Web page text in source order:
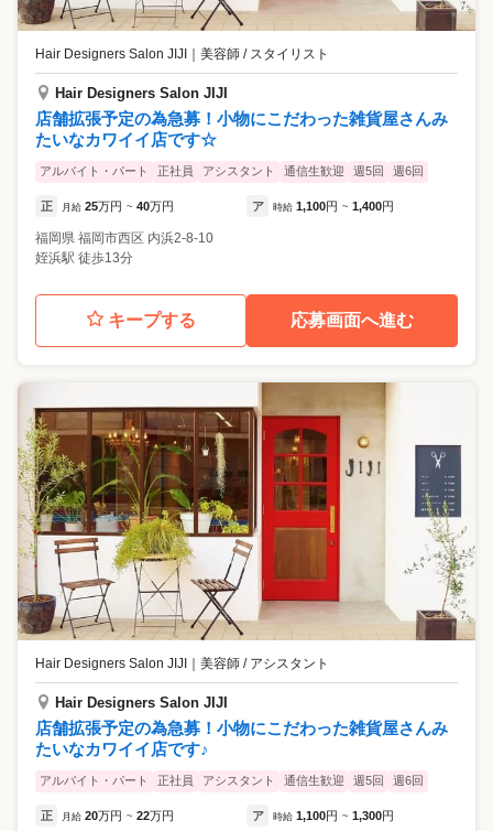
Hair Designers Salon JIJI ｜ 美容師 / スタイリスト
Hair Designers Salon JIJI
店舗拡張予定の為急募！小物にこだわった雑貨屋さんみ
たいなカワイイ店です☆
アルバイト・パート 正社員 アシスタント 通信生歓迎 週5回 週6回
正 月給 25万円 ~ 40万円 ア 時給 1,100円 ~ 1,400円
福岡県 福岡市西区 内浜2-8-10
姪浜駅 徒歩13分
キープする 応募画面へ進む
Hair Designers Salon JIJI 美容師 / アシスタント
Hair Designers Salon JIJI
店舗拡張予定の為急募！小物にこだわった雑貨屋さんみ
たいなカワイイ店です♪
アルバイト・パート 正社員 アシスタント 通信生歓迎 週5回 週6回
正 月給 20万円 ~ 22万円 ア 時給 1,100円 ~ 1,300円